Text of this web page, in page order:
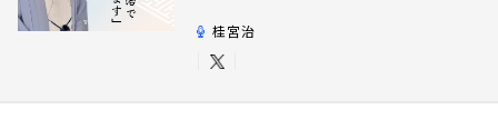
桂宮治